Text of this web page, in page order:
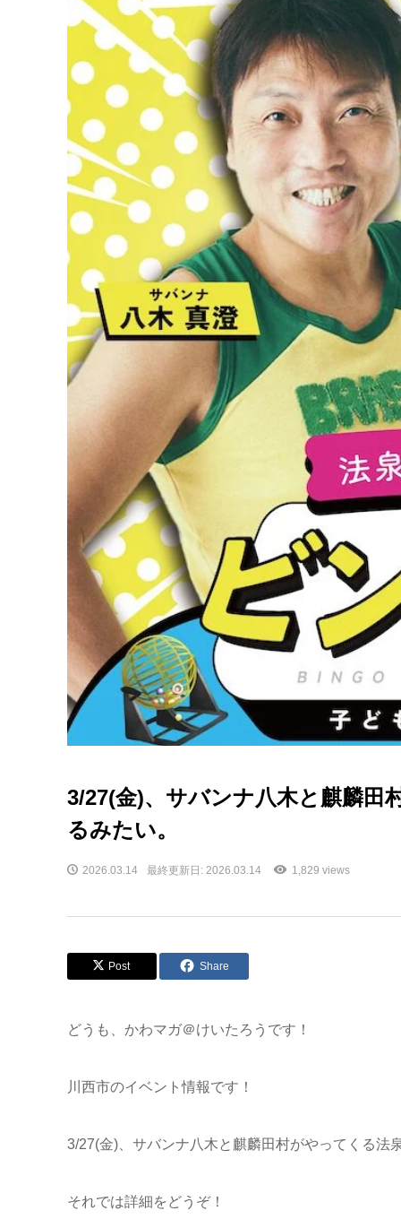
3/27(金)、サバンナ八木と麒麟田
るみたい。
2026.03.14 最終更新日: 2026.03.14 1,829 views
Post Share
どうも、かわマガ＠けいたろうです！
川西市のイベント情報です！
3/27(金)、サバンナ八木と麒麟田村がやってくる法
それでは詳細をどうぞ！